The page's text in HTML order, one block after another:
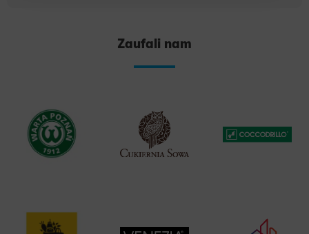
komputery, których jestem użytkownikiem końcowym
S.A., WeNet sp. z o.o., WebWave sp. z o.o. informacji
systemów wywołujących na podane w niniejszym
formularzu: adres poczty elektronicznej lub numer
telefonu. Przyjmuję do wiadomości, że zgoda udzielona
WeNet Group S.A., WeNet sp. z o.o., WebWave sp. z o.o.
Klienta tel. 22 457 30 95 lub email kontakt@wenet.pl
bez wpływu na zgodność z prawem przetwarzania,
Zaufali nam